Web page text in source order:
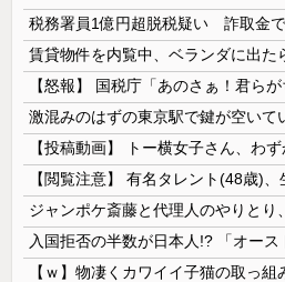
税務署員1億円超脱税疑い 詐取金
【ｗ】物凄くカワイイ子猫の取っ組